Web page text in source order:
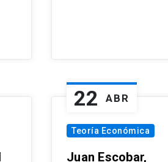
22 ABR
Teoría Económica
Juan Escobar,